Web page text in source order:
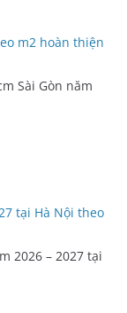
m2 hoàn thiện
Sài Gòn năm
tại Hà Nội theo
2026 – 2027 tại